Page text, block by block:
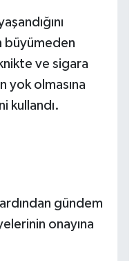
büyümeden
ve sigara
yok olmasına
kullandı.
gündem
onayına